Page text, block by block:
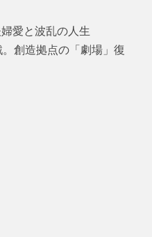
愛と波乱の人生
創造拠点の「劇場」復